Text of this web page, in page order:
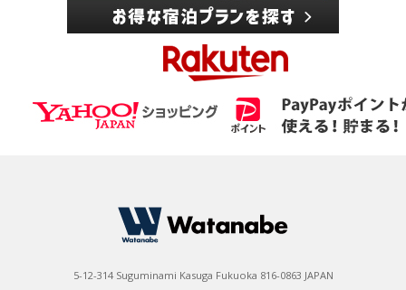
5-12-314 Suguminami Kasuga Fukuoka 816-0863 JAPAN